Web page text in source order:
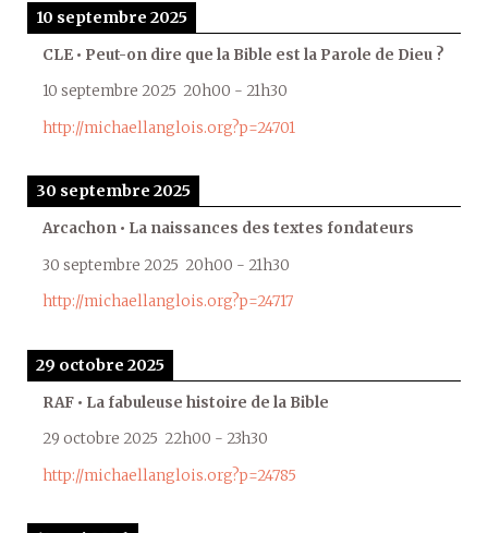
10 septembre 2025
CLE • Peut-on dire que la Bible est la Parole de Dieu ?
10 septembre 2025 20h00 - 21h30
http://michaellanglois.org?p=24701
30 septembre 2025
Arcachon • La naissances des textes fondateurs
30 septembre 2025 20h00 - 21h30
http://michaellanglois.org?p=24717
29 octobre 2025
RAF • La fabuleuse histoire de la Bible
29 octobre 2025 22h00 - 23h30
http://michaellanglois.org?p=24785